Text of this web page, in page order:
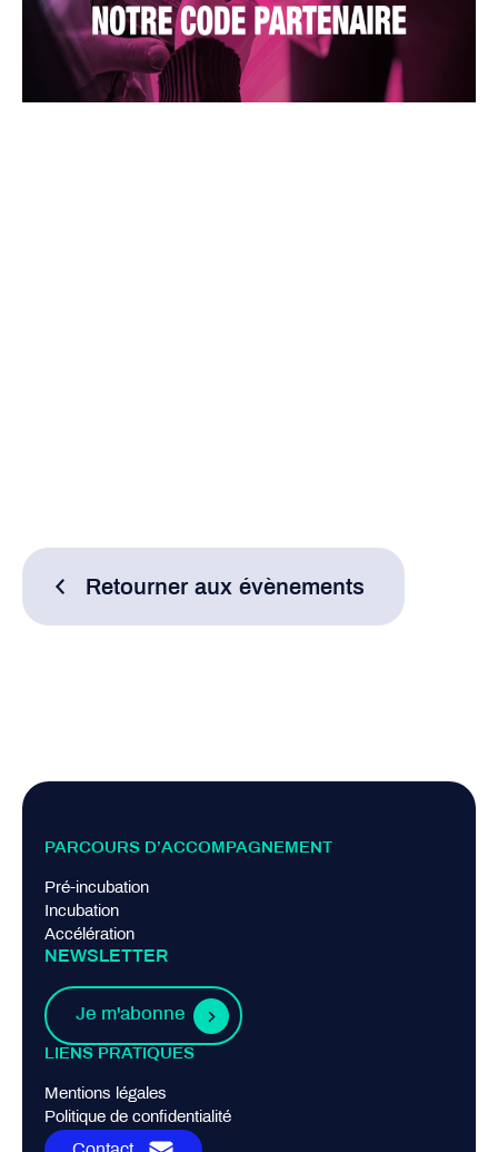
Retourner aux évènements
PARCOURS D’ACCOMPAGNEMENT
Pré-incubation
Incubation
Accélération
NEWSLETTER
Je m'abonne
LIENS PRATIQUES
Mentions légales
Politique de confidentialité